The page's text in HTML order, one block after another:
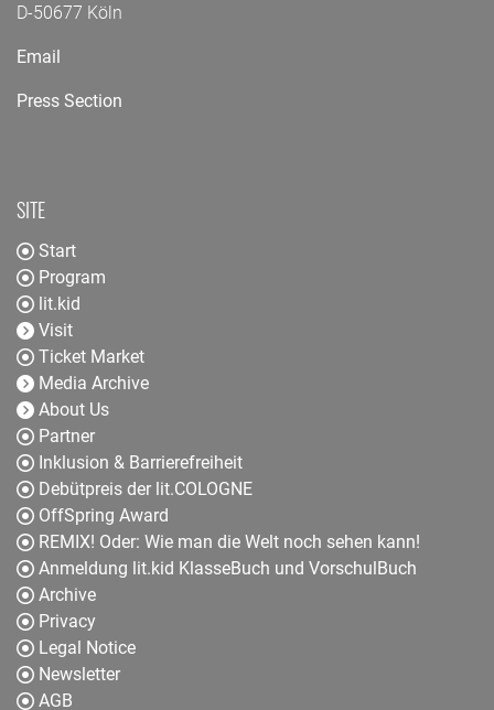
D-50677 Köln
Email
Press Section
SITE
Start
Program
lit.kid
Visit
Ticket Market
Media Archive
About Us
Partner
Inklusion & Barrierefreiheit
Debütpreis der lit.COLOGNE
OffSpring Award
REMIX! Oder: Wie man die Welt noch sehen kann!
Anmeldung lit.kid KlasseBuch und VorschulBuch
Archive
Privacy
Legal Notice
Newsletter
AGB